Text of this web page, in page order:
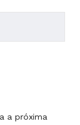
a próxima